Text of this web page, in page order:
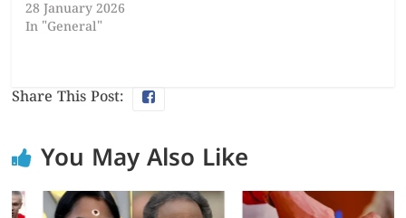
28 January 2026
In "General"
Share This Post:
You May Also Like